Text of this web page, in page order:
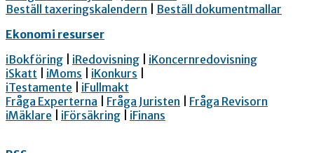
Beställ taxeringskalendern
Beställ dokumentmallar
Ekonomi resurser
iBokföring
iRedovisning
iKoncernredovisning
iSkatt
iMoms iKonkurs
iTestamente
iFullmakt
Fråga Experterna
Fråga Juristen
Fråga Revisorn
iMäklare
iFörsäkring iFinans